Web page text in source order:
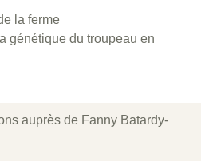
la ferme
génétique du troupeau en
auprès de Fanny Batardy-